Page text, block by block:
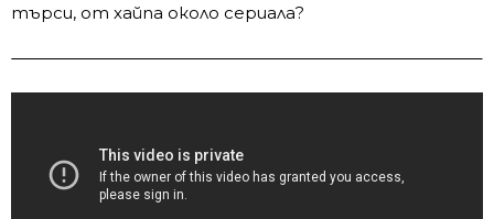
търси, от хайпа около сериала?